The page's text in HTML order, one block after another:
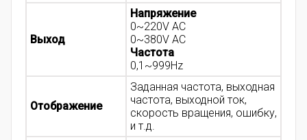
Выход
Напряжение
0~220V AC
0~380V AC
Частота
0,1~999Hz
Отображение
Заданная частота, выходная
частота, выходной ток,
скорость вращения, ошибку,
и т.д.